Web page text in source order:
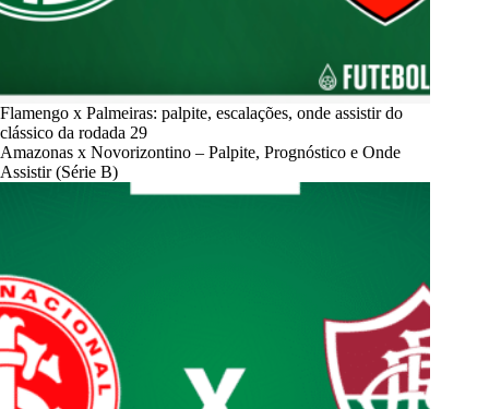
Flamengo x Palmeiras: palpite, escalações, onde assistir do
clássico da rodada 29
Amazonas x Novorizontino – Palpite, Prognóstico e Onde
Assistir (Série B)